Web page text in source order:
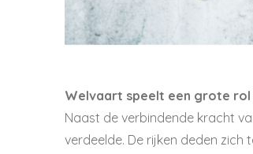
Welvaart speelt een grote rol
Naast de verbindende kracht
verdeelde. De rijken deden zich